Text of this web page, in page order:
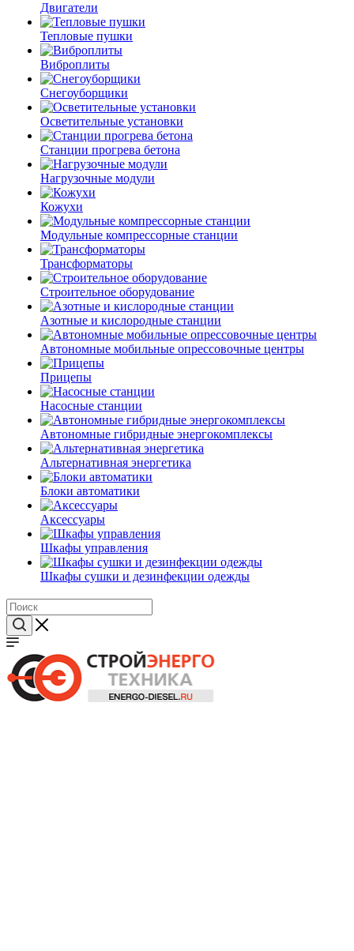
Двигатели
Тепловые пушки
Виброплиты
Снегоуборщики
Осветительные установки
Станции прогрева бетона
Нагрузочные модули
Кожухи
Модульные компрессорные станции
Трансформаторы
Строительное оборудование
Азотные и кислородные станции
Автономные мобильные опрессовочные центры
Прицепы
Насосные станции
Автономные гибридные энергокомплексы
Альтернативная энергетика
Блоки автоматики
Аксессуары
Шкафы управления
Шкафы сушки и дезинфекции одежды